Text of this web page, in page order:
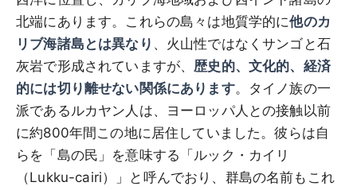
北端にあります。これらの島々は地質学的に他のカ
リブ海諸島とは異なり 、火山性ではなくサンゴと石
灰岩で形成されていますが、 歴史的、文化的、経済
的には切り離せない関係にあります。タイノ族の一
派であるルカヤン人は、ヨーロッパ人との接触以前
に約800年間この地に居住していました。彼らは自
らを「島の民」を意味する「ルック・カイリ
（Lukku-cairi）」と呼んでおり、群島の名前もこれ